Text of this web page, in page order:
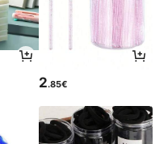
2.85€